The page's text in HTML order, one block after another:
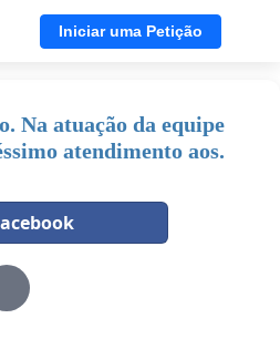
Iniciar uma Petição
Na atuação da equipe
atendimento aos.